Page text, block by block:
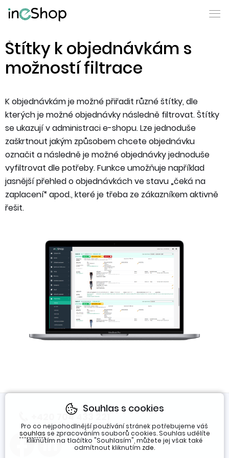
Štítky k objednávkám s
možností filtrace
K objednávkám je možné přiřadit různé štítky, dle
kterých je možné objednávky následně filtrovat. Štítky
se ukazují v administraci e-shopu. Lze jednoduše
zaškrtnout jakým způsobem chcete objednávku
označit a následně je možné objednávky jednoduše
vyfiltrovat dle potřeby. Funkce umožňuje například
jasnější přehled o objednávkách ve stavu „čeká na
zaplacení“ apod., které je třeba ze zákazníkem aktivně
řešit.
+420 704 433 221
(Po-Pá 7:30-16h)
Souhlas s cookies
Pro co nejpohodlnější používání stránek potřebujeme váš
souhlas se zpracováním souborů cookies. Souhlas udělíte
kliknutím na tlačítko "Souhlasím", můžete jej však také
odmítnout kliknutím zde.